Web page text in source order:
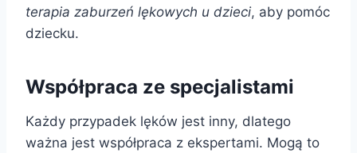
terapia zaburzeń lękowych u dzieci, aby pomóc
dziecku.
Współpraca ze specjalistami
Każdy przypadek lęków jest inny, dlatego
ważna jest współpraca z ekspertami. Mogą to